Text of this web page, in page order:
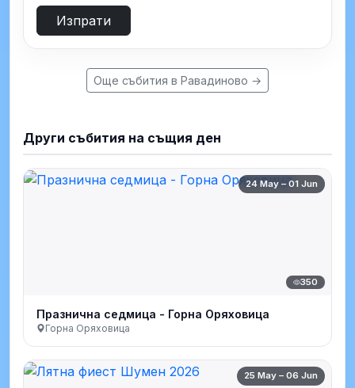
Изпрати
Още събития в Равадиново →
Други събития на същия ден
24 May – 01 Jun
350
Празнична седмица - Горна Оряховица
Горна Оряховица
25 May – 06 Jun